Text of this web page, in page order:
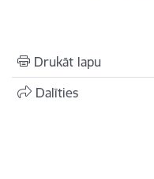
Drukāt lapu
Dalīties